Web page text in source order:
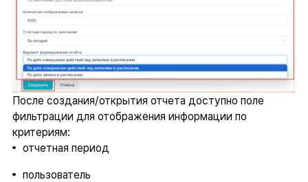
После создания/открытия отчета доступно поле
фильтрации для отображения информации по
критериям:
отчетная период
пользователь